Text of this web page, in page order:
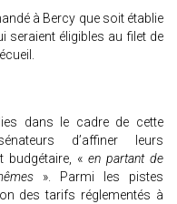
à Bercy que soit établie
seraient éligibles au filet de
dans le cadre de cette
d’affiner leurs
«en partant de
». Parmi les pistes
des tarifs réglementés à